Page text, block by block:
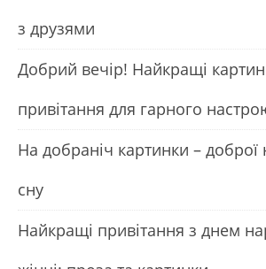
з друзями
Добрий вечір! Найкращі
привітання для гарного
На добраніч картинки – доброї
сну
Найкращі привітання з днем